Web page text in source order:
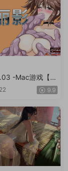
-Mac游戏【VI
赞无马动态射击
站长推荐赠windo
9.9